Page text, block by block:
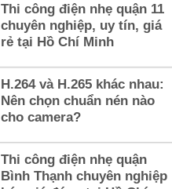
Thi công điện nhẹ quận 11
chuyên nghiệp, uy tín, giá
rẻ tại Hồ Chí Minh
H.264 và H.265 khác nhau:
Nên chọn chuẩn nén nào
cho camera?
Thi công điện nhẹ quận
Bình Thạnh chuyên nghiệp